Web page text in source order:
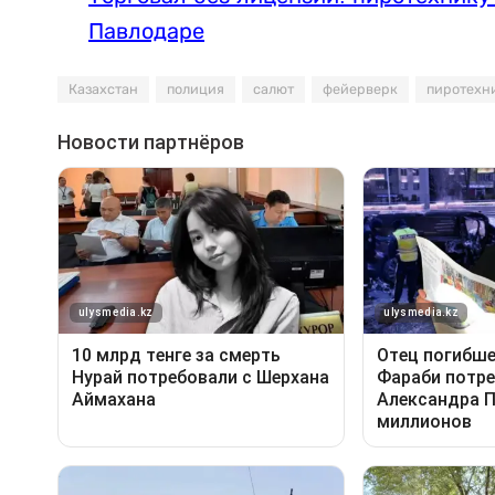
Павлодаре
Казахстан полиция салют фейерверк